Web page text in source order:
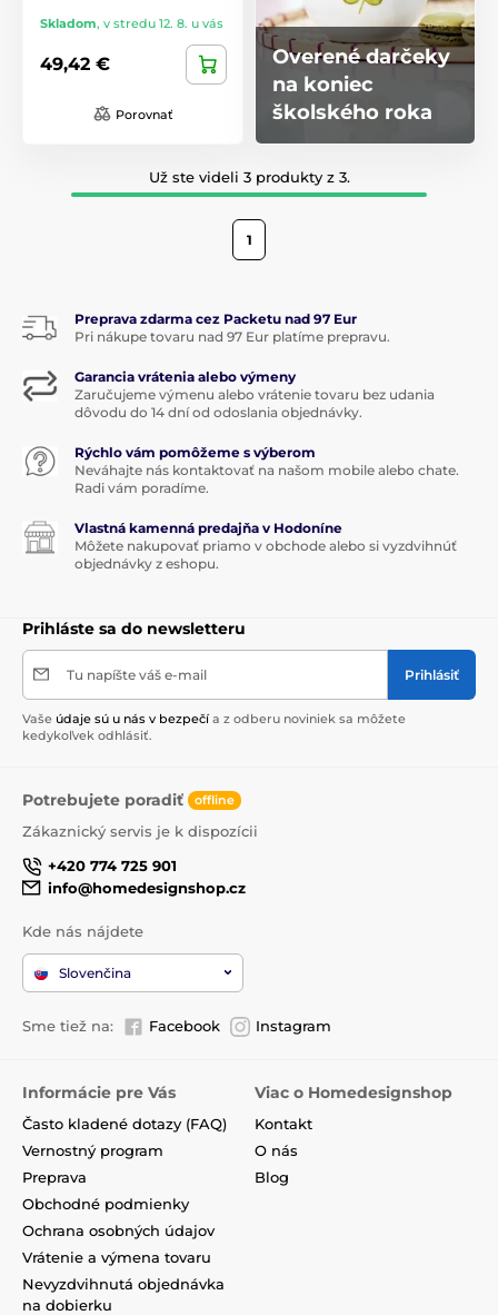
Skladom, v stredu 12. 8. u vás
49,42 €
Porovnať
Overené darčeky
na koniec
školského roka
Už ste videli 3 produkty z 3.
1
Preprava zdarma cez Packetu nad 97 Eur
Pri nákupe tovaru nad 97 Eur platíme prepravu.
Garancia vrátenia alebo výmeny
Zaručujeme výmenu alebo vrátenie tovaru bez udania
dôvodu do 14 dní od odoslania objednávky.
Rýchlo vám pomôžeme s výberom
Neváhajte nás kontaktovať na našom mobile alebo chate.
Radi vám poradíme.
Vlastná kamenná predajňa v Hodoníne
Môžete nakupovať priamo v obchode alebo si vyzdvihnúť
objednávky z eshopu.
Prihláste sa do newsletteru
Tu napíšte váš e-mail Prihlásiť
Vaše údaje sú u nás v bezpečí a z odberu noviniek sa môžete
kedykoľvek odhlásiť.
Potrebujete poradiť offline
Zákaznický servis je k dispozícii
+420 774 725 901
info@homedesignshop.cz
Kde nás nájdete
Slovenčina
Sme tiež na: Facebook Instagram
Informácie pre Vás
Často kladené dotazy (FAQ)
Vernostný program
Preprava
Obchodné podmienky
Ochrana osobných údajov
Vrátenie a výmena tovaru
Nevyzdvihnutá objednávka
na dobierku
Viac o Homedesignshop
Kontakt
O nás
Blog